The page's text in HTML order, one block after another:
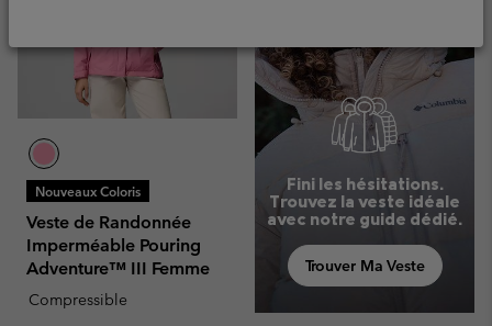
Nouveaux Coloris
Veste de Randonnée
Imperméable Pouring
Adventure™ III Femme
Compressible
Fini les hésitations.
Trouvez la veste idéale
avec notre guide dédié.
Trouver Ma Veste